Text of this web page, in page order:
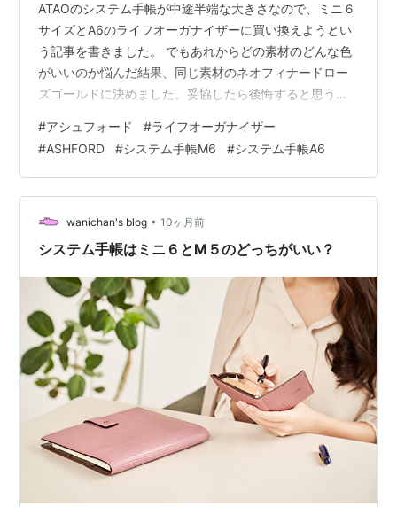
ATAOのシステム手帳が中途半端な大きさなので、ミニ６
サイズとA6のライフオーガナイザーに買い換えようとい
う記事を書きました。 でもあれからどの素材のどんな色
がいいのか悩んだ結果、同じ素材のネオフィナードロー
ズゴールドに決めました。妥協したら後悔すると思うの
分の間英語学習用に運用するつもりです。 無印良品のA6
のダブルリングノートをセットするのはちょっときつか
ったです。 とりあえずミニ６穴のメモ帳にメモして、ノ
ートにまとめる感じで。 ついでに手帳のはらまきとかを
Amazonで買っておきました。 ミドリ ブックバンド 手
帳…
#アシュフォード #ライフオーガナイザー
#ASHFORD #システム手帳M6 #システム手帳A6
wanichan's blog • 10ヶ月前
システム手帳はミニ６とM５のどっちがいい？